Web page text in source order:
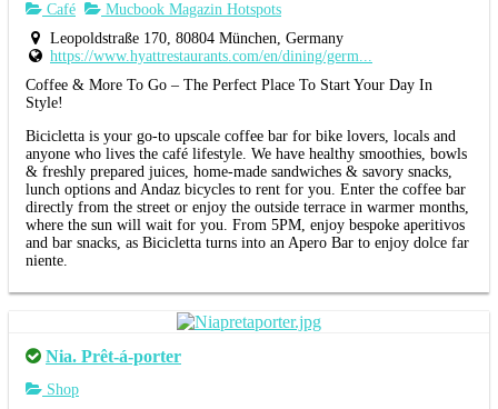
Café
Mucbook Magazin Hotspots
Leopoldstraße 170, 80804 München, Germany
https://www.hyattrestaurants.com/en/dining/germ...
Coffee & More To Go – The Perfect Place To Start Your Day In
Style!
Bicicletta is your go-to upscale coffee bar for bike lovers, locals and
anyone who lives the café lifestyle. We have healthy smoothies, bowls
& freshly prepared juices, home-made sandwiches & savory snacks,
lunch options and Andaz bicycles to rent for you. Enter the coffee bar
directly from the street or enjoy the outside terrace in warmer months,
where the sun will wait for you. From 5PM, enjoy bespoke aperitivos
and bar snacks, as Bicicletta turns into an Apero Bar to enjoy dolce far
niente.
Nia. Prêt-á-porter
Shop